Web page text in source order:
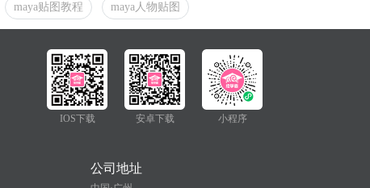
maya贴图教程 maya人物贴图
IOS下载 安卓下载 小程序
公司地址